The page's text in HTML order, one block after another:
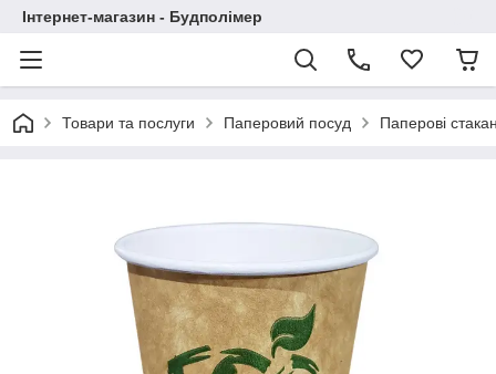
Інтернет-магазин - Будполімер
Товари та послуги Паперовий посуд Паперові